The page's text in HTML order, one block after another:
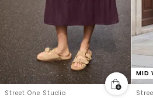
Street One Studio
MID